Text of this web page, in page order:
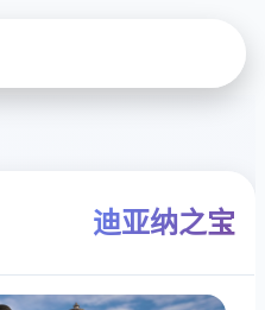
迪亚纳之宝